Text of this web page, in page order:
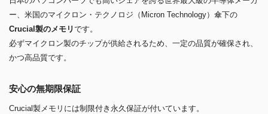
ー、米国のマイクロン・テクノロジ（Micron Technology）傘下の
Crucial製のメモリです。
必ずマイクロン製のチップが供給されるため、一定の品質が確保され、
かつ高品質です。
安心の無期限保証
Crucial製メモリには制限付き永久保証が付いています。